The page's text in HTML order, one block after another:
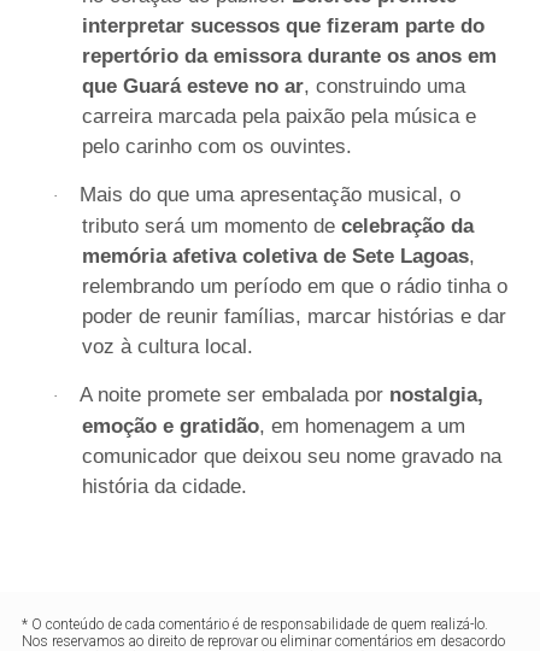
interpretar sucessos que fizeram parte do
repertório da emissora durante os anos em
que Guará esteve no ar, construindo uma
carreira marcada pela paixão pela música e
pelo carinho com os ouvintes.
·
Mais do que uma apresentação musical, o
tributo será um momento decelebração da
memória afetiva coletiva de Sete Lagoas,
relembrando um período em que o rádio tinha o
poder de reunir famílias, marcar histórias e dar
voz à cultura local.
· A noite promete ser embalada por nostalgia,
emoção e gratidão, em homenagem a um
comunicador que deixou seu nome gravado na
história da cidade.
* O conteúdo de cada comentário é de responsabilidade de quem realizá-lo.
Nos reservamos ao direito de reprovar ou eliminar comentários em desacordo